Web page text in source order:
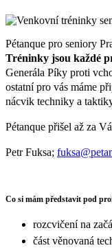
Pétanque pro seniory
Tréninky jsou každé
Generála Píky proti
ostatní pro vás máme
nácvik techniky a
Pétanque přišel až za
Petr Fuksa;
Co si mám představit pod
rozcvičení na
část věnovaná